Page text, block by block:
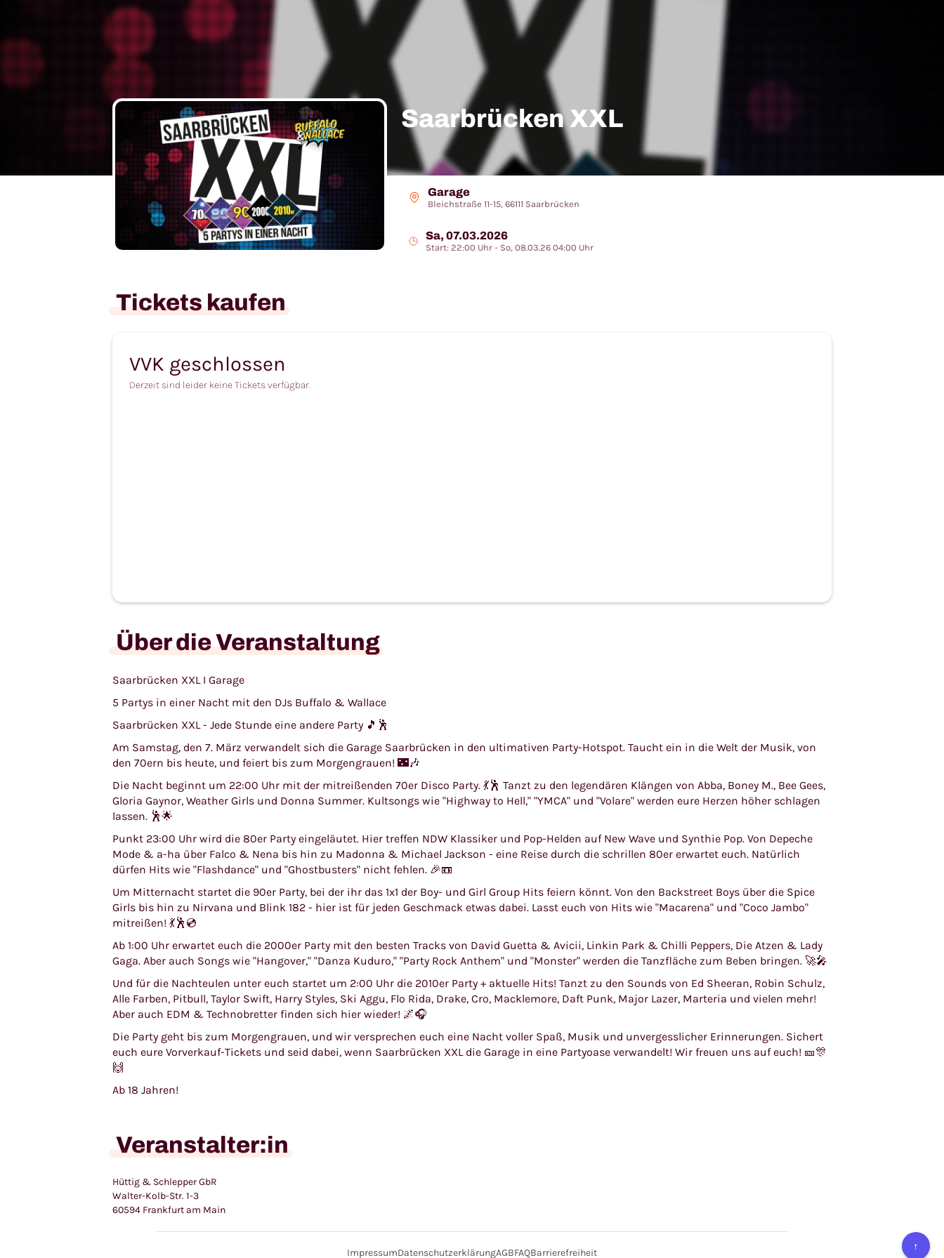
Saarbrücken XXL
Garage
Bleichstraße 11-15, 66111 Saarbrücken
Sa, 07.03.2026
Start: 22:00 Uhr - So, 08.03.26 04:00 Uhr
Tickets kaufen
VVK geschlossen
Derzeit sind leider keine Tickets verfügbar.
Über die Veranstaltung
Saarbrücken XXL I Garage
5 Partys in einer Nacht mit den DJs Buffalo & Wallace
Saarbrücken XXL - Jede Stunde eine andere Party 🎵🕺
Am Samstag, den 7. März verwandelt sich die Garage Saarbrücken in den ultimativen Party-Hotspot. Taucht ein in die Welt der Musik, von
den 70ern bis heute, und feiert bis zum Morgengrauen! 🌃🎶
Die Nacht beginnt um 22:00 Uhr mit der mitreißenden 70er Disco Party. 💃🕺 Tanzt zu den legendären Klängen von Abba, Boney M., Bee Gees,
Gloria Gaynor, Weather Girls und Donna Summer. Kultsongs wie "Highway to Hell," "YMCA" und "Volare" werden eure Herzen höher schlagen
lassen. 🕺🌟
Punkt 23:00 Uhr wird die 80er Party eingeläutet. Hier treffen NDW Klassiker und Pop-Helden auf New Wave und Synthie Pop. Von Depeche
Mode & a-ha über Falco & Nena bis hin zu Madonna & Michael Jackson - eine Reise durch die schrillen 80er erwartet euch. Natürlich
dürfen Hits wie "Flashdance" und "Ghostbusters" nicht fehlen. 🎉📼
Um Mitternacht startet die 90er Party, bei der ihr das 1x1 der Boy- und Girl Group Hits feiern könnt. Von den Backstreet Boys über die Spice
Girls bis hin zu Nirvana und Blink 182 - hier ist für jeden Geschmack etwas dabei. Lasst euch von Hits wie "Macarena" und "Coco Jambo"
mitreißen! 💃🕺💿
Ab 1:00 Uhr erwartet euch die 2000er Party mit den besten Tracks von David Guetta & Avicii, Linkin Park & Chilli Peppers, Die Atzen & Lady
Gaga. Aber auch Songs wie "Hangover," "Danza Kuduro," "Party Rock Anthem" und "Monster" werden die Tanzfläche zum Beben bringen. 🚀🎤
Und für die Nachteulen unter euch startet um 2:00 Uhr die 2010er Party + aktuelle Hits! Tanzt zu den Sounds von Ed Sheeran, Robin Schulz,
Alle Farben, Pitbull, Taylor Swift, Harry Styles, Ski Aggu, Flo Rida, Drake, Cro, Macklemore, Daft Punk, Major Lazer, Marteria und vielen mehr!
Aber auch EDM & Technobretter finden sich hier wieder! 🌌🎧
Die Party geht bis zum Morgengrauen, und wir versprechen euch eine Nacht voller Spaß, Musik und unvergesslicher Erinnerungen. Sichert
euch eure Vorverkauf-Tickets und seid dabei, wenn Saarbrücken XXL die Garage in eine Partyoase verwandelt! Wir freuen uns auf euch! 🎫🎊
🙌
Ab 18 Jahren!
Veranstalter:in
Hüttig & Schlepper GbR
Walter-Kolb-Str. 1-3
60594 Frankfurt am Main
ImpressumDatenschutzerklärungAGBFAQBarrierefreiheit
↑